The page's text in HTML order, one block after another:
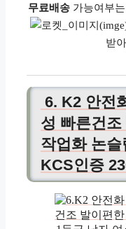
무료배송가능여부는
받
6. K2 안전
성 빠른건
작업화 논
KCS인증